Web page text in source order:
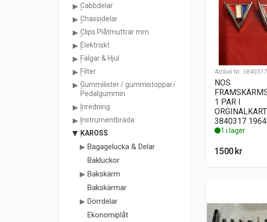
Cabbdelar
Chassidelar
Clips Plåtmuttrar mm.
Elektriskt
Fälgar & Hjul
Filter
Gummilister / gummistoppar/
Pedalgummin
Inredning
Instrumentbräda
KAROSS
Bagagelucka & Delar
Bakluckor
Bakskärm
Bakskärmar
Dörrdelar
Ekonomiplåt
Artikel Nr:
NOS
1 PAR I
3840317 1964
1 i lager
1500kr